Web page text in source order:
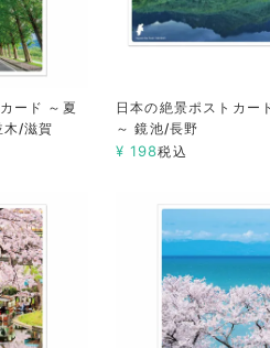
ード ～夏
木/滋賀
日本の絶景ポストカー
～ 鏡池/長野
¥ 198税込